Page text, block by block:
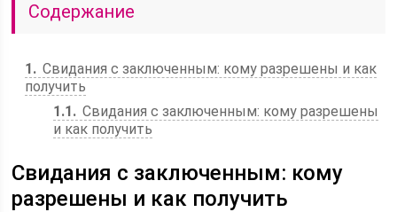
Содержание
1
Свидания с заключенным: кому разрешены и как
получить
1.1
Свидания с заключенным: кому разрешены
и как получить
Свидания с заключенным: кому
разрешены и как получить